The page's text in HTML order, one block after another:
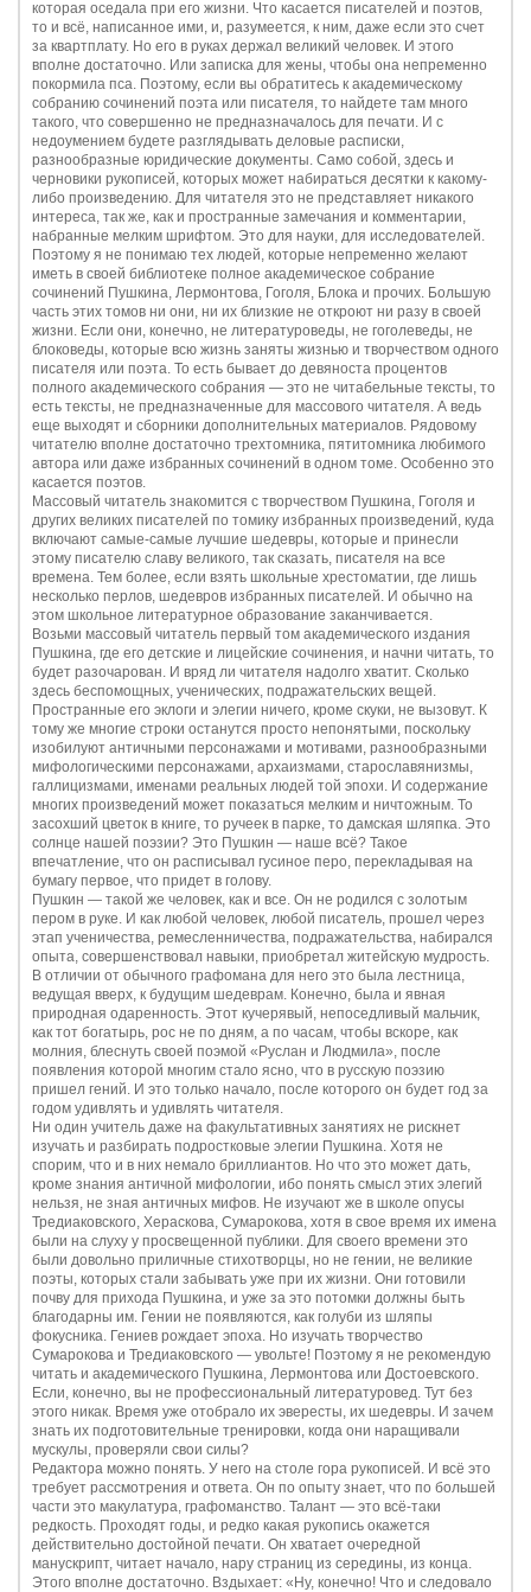
которая оседала при его жизни. Что касается писателей и поэтов,
то и всё, написанное ими, и, разумеется, к ним, даже если это счет
за квартплату. Но его в руках держал великий человек. И этого
вполне достаточно. Или записка для жены, чтобы она непременно
покормила пса. Поэтому, если вы обратитесь к академическому
собранию сочинений поэта или писателя, то найдете там много
такого, что совершенно не предназначалось для печати. И с
недоумением будете разглядывать деловые расписки,
разнообразные юридические документы. Само собой, здесь и
черновики рукописей, которых может набираться десятки к какому-
либо произведению. Для читателя это не представляет никакого
интереса, так же, как и пространные замечания и комментарии,
набранные мелким шрифтом. Это для науки, для исследователей.
Поэтому я не понимаю тех людей, которые непременно желают
иметь в своей библиотеке полное академическое собрание
сочинений Пушкина, Лермонтова, Гоголя, Блока и прочих. Большую
часть этих томов ни они, ни их близкие не откроют ни разу в своей
жизни. Если они, конечно, не литературоведы, не гоголеведы, не
блоковеды, которые всю жизнь заняты жизнью и творчеством одного
писателя или поэта. То есть бывает до девяноста процентов
полного академического собрания — это не читабельные тексты, то
есть тексты, не предназначенные для массового читателя. А ведь
еще выходят и сборники дополнительных материалов. Рядовому
читателю вполне достаточно трехтомника, пятитомника любимого
автора или даже избранных сочинений в одном томе. Особенно это
касается поэтов.
Массовый читатель знакомится с творчеством Пушкина, Гоголя и
других великих писателей по томику избранных произведений, куда
включают самые-самые лучшие шедевры, которые и принесли
этому писателю славу великого, так сказать, писателя на все
времена. Тем более, если взять школьные хрестоматии, где лишь
несколько перлов, шедевров избранных писателей. И обычно на
этом школьное литературное образование заканчивается.
Возьми массовый читатель первый том академического издания
Пушкина, где его детские и лицейские сочинения, и начни читать, то
будет разочарован. И вряд ли читателя надолго хватит. Сколько
здесь беспомощных, ученических, подражательских вещей.
Пространные его эклоги и элегии ничего, кроме скуки, не вызовут. К
тому же многие строки останутся просто непонятыми, поскольку
изобилуют античными персонажами и мотивами, разнообразными
мифологическими персонажами, архаизмами, старославянизмы,
галлицизмами, именами реальных людей той эпохи. И содержание
многих произведений может показаться мелким и ничтожным. То
засохший цветок в книге, то ручеек в парке, то дамская шляпка. Это
солнце нашей поэзии? Это Пушкин — наше всё? Такое
впечатление, что он расписывал гусиное перо, перекладывая на
бумагу первое, что придет в голову.
Пушкин — такой же человек, как и все. Он не родился с золотым
пером в руке. И как любой человек, любой писатель, прошел через
этап ученичества, ремесленничества, подражательства, набирался
опыта, совершенствовал навыки, приобретал житейскую мудрость.
В отличии от обычного графомана для него это была лестница,
ведущая вверх, к будущим шедеврам. Конечно, была и явная
природная одаренность. Этот кучерявый, непоседливый мальчик,
как тот богатырь, рос не по дням, а по часам, чтобы вскоре, как
молния, блеснуть своей поэмой «Руслан и Людмила», после
появления которой многим стало ясно, что в русскую поэзию
пришел гений. И это только начало, после которого он будет год за
годом удивлять и удивлять читателя.
Ни один учитель даже на факультативных занятиях не рискнет
изучать и разбирать подростковые элегии Пушкина. Хотя не
спорим, что и в них немало бриллиантов. Но что это может дать,
кроме знания античной мифологии, ибо понять смысл этих элегий
нельзя, не зная античных мифов. Не изучают же в школе опусы
Тредиаковского, Хераскова, Сумарокова, хотя в свое время их имена
были на слуху у просвещенной публики. Для своего времени это
были довольно приличные стихотворцы, но не гении, не великие
поэты, которых стали забывать уже при их жизни. Они готовили
почву для прихода Пушкина, и уже за это потомки должны быть
благодарны им. Гении не появляются, как голуби из шляпы
фокусника. Гениев рождает эпоха. Но изучать творчество
Сумарокова и Тредиаковского — увольте! Поэтому я не рекомендую
читать и академического Пушкина, Лермонтова или Достоевского.
Если, конечно, вы не профессиональный литературовед. Тут без
этого никак. Время уже отобрало их эвересты, их шедевры. И зачем
знать их подготовительные тренировки, когда они наращивали
мускулы, проверяли свои силы?
Редактора можно понять. У него на столе гора рукописей. И всё это
требует рассмотрения и ответа. Он по опыту знает, что по большей
части это макулатура, графоманство. Талант — это всё-таки
редкость. Проходят годы, и редко какая рукопись окажется
действительно достойной печати. Он хватает очередной
манускрипт, читает начало, нару страниц из середины, из конца.
Этого вполне достаточно. Вздыхает: «Ну, конечно! Что и следовало